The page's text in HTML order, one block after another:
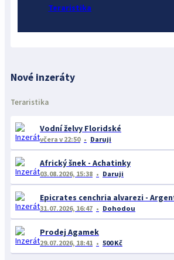
Teraristika
Nové inzeráty
Teraristika
Vodní želvy Floridské
včera v 22:50 Daruji
Africký šnek - Achatinky
03.08.2026, 15:38 Daruji
31.07.2026, 16:47 Dohodou
Prodej Agamek
29.07.2026, 18:41 500 Kč